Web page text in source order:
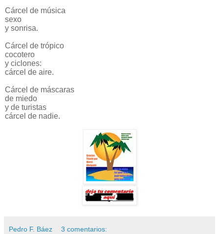
Cárcel de música
sexo
y sonrisa.
Cárcel de trópico
cocotero
y ciclones:
cárcel de aire.
Cárcel de máscaras
de miedo
y de turistas
cárcel de nadie.
Pedro F. Báez 3 comentarios: